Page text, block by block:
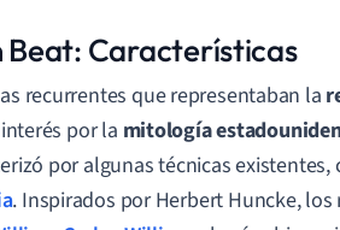
Beat: Características
recurrentes que representaban la
por la mitología
por algunas técnicas existentes,
. Inspirados por Herbert Huncke,